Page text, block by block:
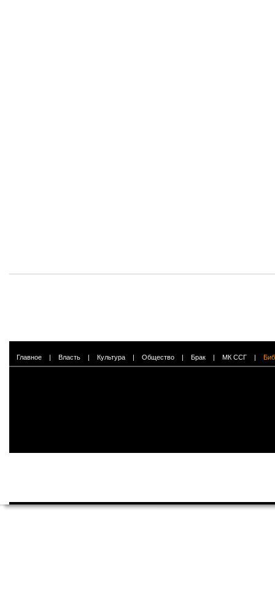
Главное | Власть | Культура | Общество | Брак | МК ССГ |